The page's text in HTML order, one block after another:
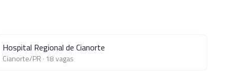
Hospital Regional de Cianorte
Cianorte/PR · 18 vagas